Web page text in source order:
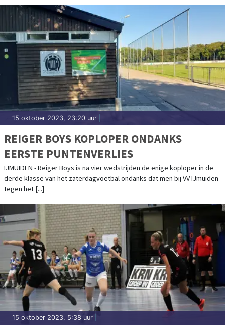
15 oktober 2023, 23:20 uur
REIGER BOYS KOPLOPER ONDANKS
EERSTE PUNTENVERLIES
IJMUIDEN - Reiger Boys is na vier wedstrijden de enige koploper in de
derde klasse van het zaterdagvoetbal ondanks dat men bij VV IJmuiden
tegen het [...]
15 oktober 2023, 5:38 uur